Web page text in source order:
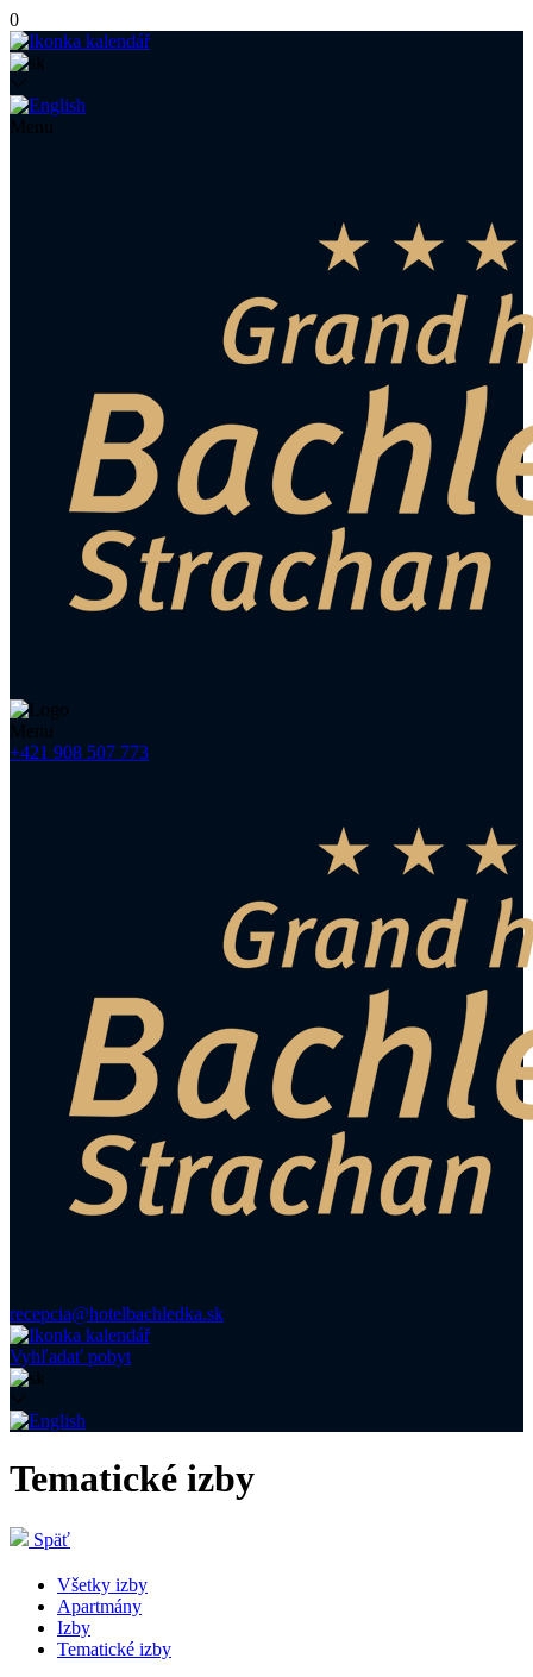
0
Menu
Menu
+421 908 507 773
recepcia@hotelbachledka.sk
Vyhľadať pobyt
Tematické izby
Späť
Všetky izby
Apartmány
Izby
Tematické izby